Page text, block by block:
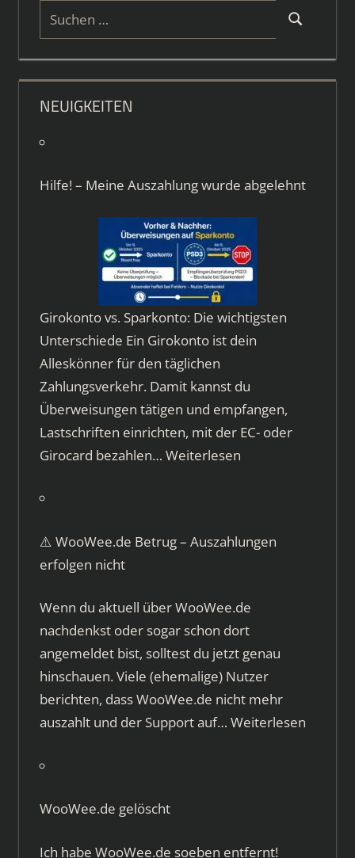
Suchen
Suchen
NEUIGKEITEN
Hilfe! – Meine Auszahlung wurde abgelehnt
Girokonto vs. Sparkonto: Die wichtigsten
Unterschiede Ein Girokonto ist dein
Alleskönner für den täglichen
Zahlungsverkehr. Damit kannst du
Überweisungen tätigen und empfangen,
Lastschriften einrichten, mit der EC- oder
Girocard bezahlen… Weiterlesen
⚠️ WooWee.de Betrug – Auszahlungen
erfolgen nicht
Wenn du aktuell über WooWee.de
nachdenkst oder sogar schon dort
angemeldet bist, solltest du jetzt genau
hinschauen. Viele (ehemalige) Nutzer
berichten, dass WooWee.de nicht mehr
auszahlt und der Support auf… Weiterlesen
WooWee.de gelöscht
Ich habe WooWee.de soeben entfernt!